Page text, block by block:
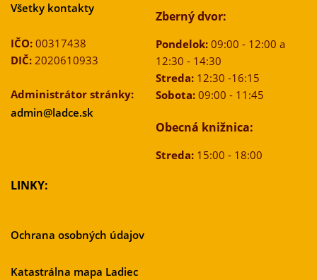
Všetky kontakty
IČO: 00317438
DIČ: 2020610933
Administrátor stránky:
admin@ladce.sk
Zberný dvor:
Pondelok:09:00 - 12:00 a
12:30 - 14:30
Streda:12:30 -16:15
Sobota:09:00 - 11:45
Obecná knižnica:
Streda:15:00 - 18:00
LINKY:
Ochrana osobných údajov
Katastrálna mapa Ladiec